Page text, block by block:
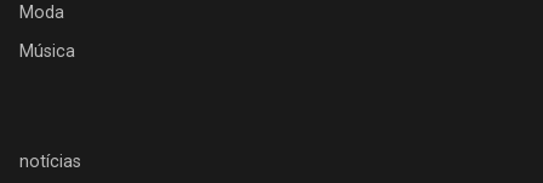
Moda
Música
notícias